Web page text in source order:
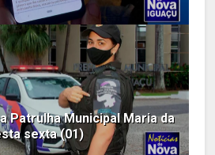
Patrulha Municipal Maria da
sexta (01)